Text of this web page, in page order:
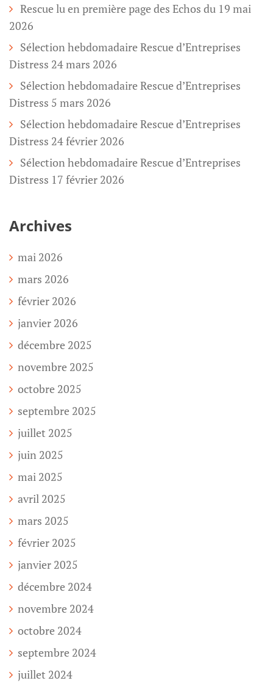
Rescue lu en première page des Echos du 19 mai
2026
Sélection hebdomadaire Rescue d’Entreprises
Distress 24 mars 2026
Sélection hebdomadaire Rescue d’Entreprises
Distress 5 mars 2026
Sélection hebdomadaire Rescue d’Entreprises
Distress 24 février 2026
Sélection hebdomadaire Rescue d’Entreprises
Distress 17 février 2026
Archives
mai 2026
mars 2026
février 2026
janvier 2026
décembre 2025
novembre 2025
octobre 2025
septembre 2025
juillet 2025
juin 2025
mai 2025
avril 2025
mars 2025
février 2025
janvier 2025
décembre 2024
novembre 2024
octobre 2024
septembre 2024
juillet 2024